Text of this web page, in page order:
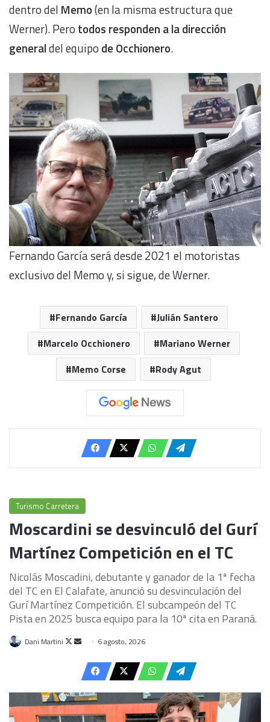
dentro del Memo(en la misma estructura que
Werner). Pero todos responden a la dirección
generaldel equipo de Occhionero.
Fernando García será desde 2021 el motoristas
exclusivo del Memo y, si sigue, de Werner.
Fernando García
Julián Santero
Marcelo Occhionero
Mariano Werner
Memo Corse
Rody Agut